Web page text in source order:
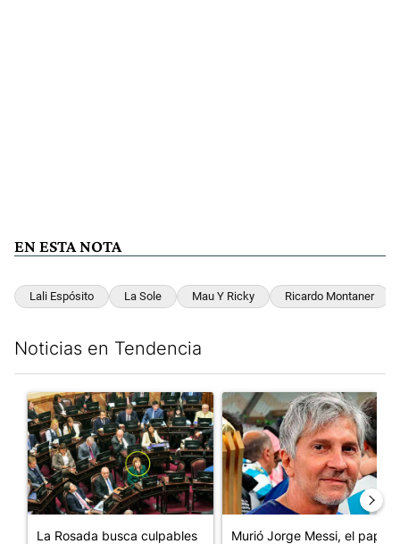
EN ESTA NOTA
Lali Espósito La Sole Mau Y Ricky Ricardo Montaner
Noticias en Tendencia
Un artículo de tendencia con el título "La Rosada busca
La Rosada busca culpables
Un artículo de tendencia con
Murió Jorge Messi, el papá